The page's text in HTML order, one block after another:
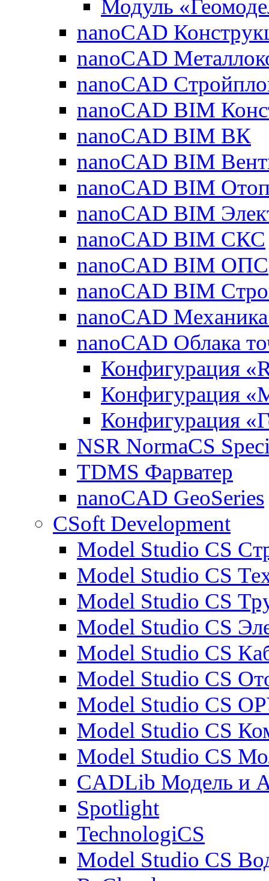
Модуль
nanoCAD
nanoCAD
nanoCAD
nanoCAD BIM
nanoCAD BIM ВК
nanoCAD BIM
nanoCAD BIM
nanoCAD BIM
nanoCAD BIM СКС
nanoCAD BIM ОПС
nanoCAD BIM
nanoCAD
nanoCAD Облака
Конфигурация
Конфигурация
Конфигурация
NSR NormaCS
TDMS Фарватер
nanoCAD GeoSeries
CSoft Development
Model Studio CS
Model Studio CS
Model Studio CS
Model Studio CS
Model Studio CS
Model Studio CS
Model Studio CS
Model Studio CS
Model Studio CS
CADLib Модель и
Spotlight
TechnologiCS
Model Studio CS